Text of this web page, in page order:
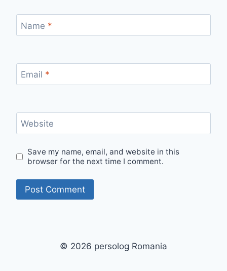
Name *
Email *
Website
Save my name, email, and website in this
browser for the next time I comment.
© 2026 persolog Romania